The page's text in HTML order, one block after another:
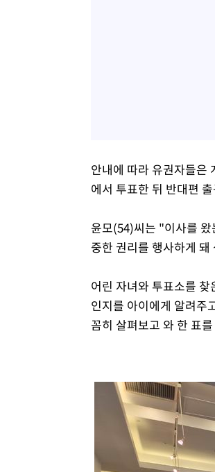
안내에 따라 유권자들은
에서 투표한 뒤 반대편
윤모(54)씨는 "이사를
중한 권리를 행사하게
어린 자녀와 투표소를
인지를 아이에게 알려주
꼼히 살펴보고 와 한 표